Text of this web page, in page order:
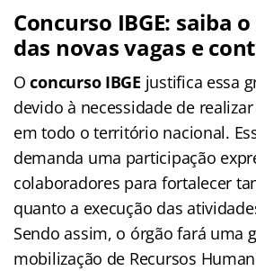
Concurso IBGE: saiba
das novas vagas e
Oconcurso IBGE justifica essa
devido à necessidade de
em todo o território nacional.
demanda uma participação
colaboradores para fortalecer
quanto a execução das
Sendo assim, o órgão fará uma
mobilização de Recursos